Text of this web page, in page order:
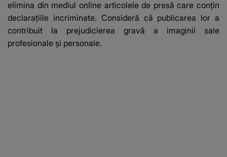
elimina din mediul online articolele de presă care conțin
declarațiile incriminate. Consideră că publicarea lor a
contribuit la prejudicierea gravă a imaginii sale
profesionale și personale.